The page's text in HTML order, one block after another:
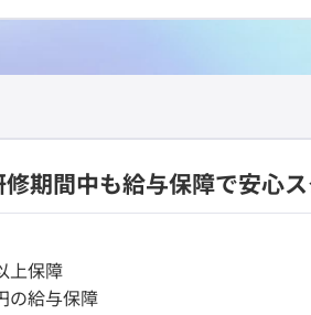
期間中も給与保障で安心
上保障
の給与保障